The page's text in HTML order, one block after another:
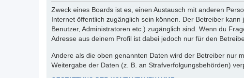
Zweck eines Boards ist es, einen Austausch mit anderen
Internet öffentlich zugänglich sein können. Der Betreiber
Benutzer, Administratoren etc.) zugänglich sind. Wenn du
Adresse aus deinem Profil ist dabei jedoch nur für den
Andere als die oben genannten Daten wird der Betreiber nur
Weitergabe der Daten (z. B. an Strafverfolgungsbehörden)